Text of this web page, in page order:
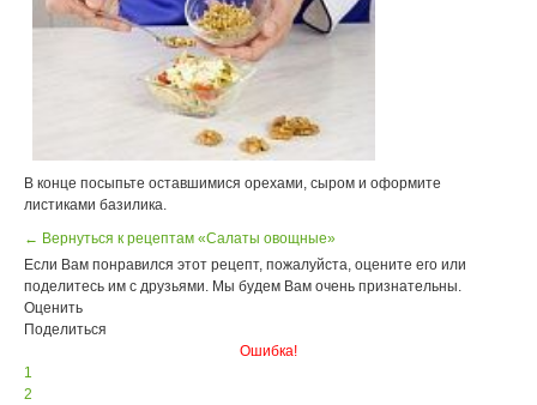
В конце посыпьте оставшимися орехами, сыром и оформите
листиками базилика.
← Вернуться к рецептам «Салаты овощные»
Если Вам понравился этот рецепт, пожалуйста, оцените его или
поделитесь им с друзьями. Мы будем Вам очень признательны.
Оценить
Поделиться
Ошибка!
1
2